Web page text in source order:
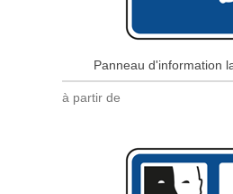
Panneau d'information
à partir de